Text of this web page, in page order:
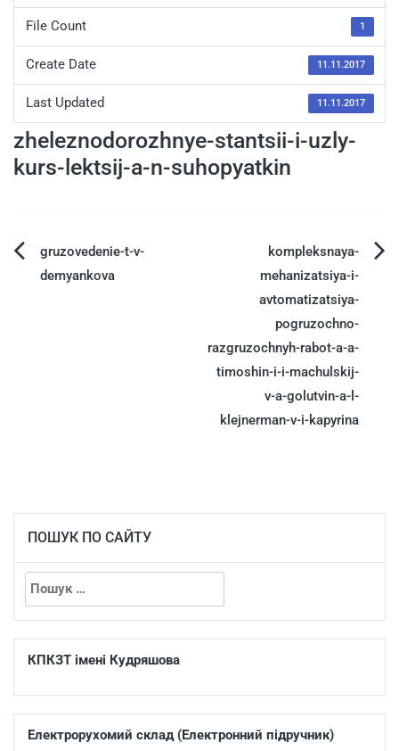
File Count 1
Create Date 11.11.2017
Last Updated 11.11.2017
zheleznodorozhnye-stantsii-i-uzly-
kurs-lektsij-a-n-suhopyatkin
gruzovedenie-t-v-
demyankova
kompleksnaya-
mehanizatsiya-i-
avtomatizatsiya-
pogruzochno-
razgruzochnyh-rabot-a-a-
timoshin-i-i-machulskij-
v-a-golutvin-a-l-
klejnerman-v-i-kapyrina
ПОШУК ПО САЙТУ
КПКЗТ імені Кудряшова
Електрорухомий склад (Електронний підручник)